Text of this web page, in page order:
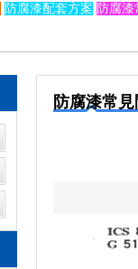
防腐漆配套方案 防腐漆
防腐漆常